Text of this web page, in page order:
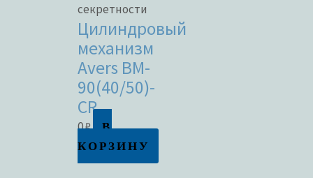
секретности
Цилиндровый
механизм
Avers BM-
90(40/50)-
CR
0₽
В
КОРЗИНУ